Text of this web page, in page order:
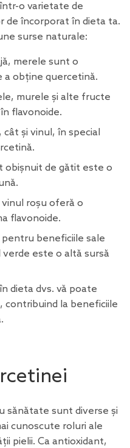
o varietate de
de încorporat în dieta ta.
surse naturale:
merele sunt o
a obține quercetină.
murele și alte fructe
flavonoide.
și vinul, în special
obișnuit de gătit este o
roșu oferă o
flavonoide.
pentru beneficiile sale
este o altă sursă
dieta dvs. vă poate
la beneficiile
sănătate sunt diverse și
cunoscute roluri ale
pielii. Ca antioxidant,